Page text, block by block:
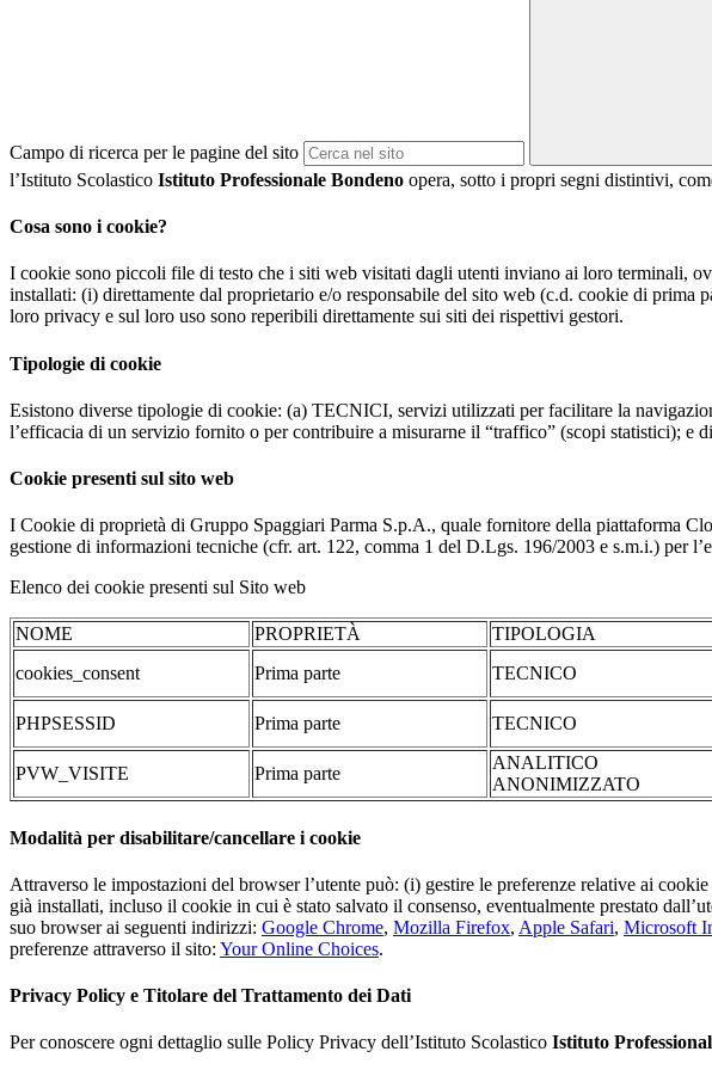
Campo di ricerca per le pagine del sito
l’Istituto Scolastico Istituto Professionale Bondeno opera, sotto i propri segni distintivi,
Cosa sono i cookie?
I cookie sono piccoli file di testo che i siti web visitati dagli utenti inviano ai loro terminali,
installati: (i) direttamente dal proprietario e/o responsabile del sito web (c.d. cookie di
loro privacy e sul loro uso sono reperibili direttamente sui siti dei rispettivi gestori.
Tipologie di cookie
Esistono diverse tipologie di cookie: (a) TECNICI, servizi utilizzati per facilitare la
l’efficacia di un servizio fornito o per contribuire a misurarne il “traffico” (scopi statistici); e
Cookie presenti sul sito web
I Cookie di proprietà di Gruppo Spaggiari Parma S.p.A., quale fornitore della piattaforma
gestione di informazioni tecniche (cfr. art. 122, comma 1 del D.Lgs. 196/2003 e s.m.i.) per
Elenco dei cookie presenti sul Sito web
NOME PROPRIETÀ TIPOLOGIA
cookies_consent
Prima parte TECNICO
PHPSESSID Prima parte TECNICO
PVW_VISITE Prima parte
ANALITICO
ANONIMIZZATO
Modalità per disabilitare/cancellare i cookie
Attraverso le impostazioni del browser l’utente può: (i) gestire le preferenze relative ai
già installati, incluso il cookie in cui è stato salvato il consenso, eventualmente prestato
suo browser ai seguenti indirizzi: Google Chrome, Mozilla Firefox, Apple Safari, Microsoft
preferenze attraverso il sito: Your Online Choices.
Privacy Policy e Titolare del Trattamento dei Dati
Per conoscere ogni dettaglio sulle Policy Privacy dell’Istituto Scolastico Istituto